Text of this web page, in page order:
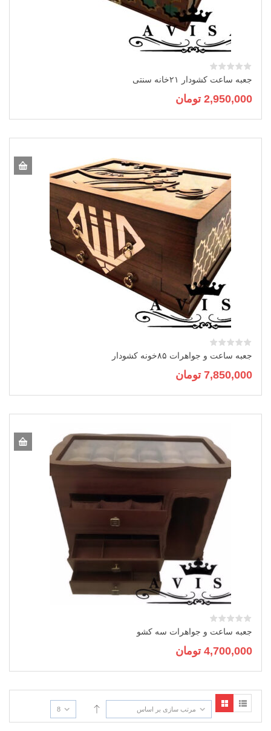
جعبه ساعت کشودار ۲۱خانه سنتی
2,950,000 تومان
جعبه ساعت و جواهرات ۸۵خونه کشودار
7,850,000 تومان
جعبه ساعت و جواهرات سه کشو
4,700,000 تومان
مرتب سازی بر اساس 8